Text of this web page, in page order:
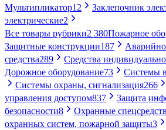
Мультипликатор12 Заклепочник
электрические2
Все товары рубрики2 380Пожарное
Защитные конструкции187
средства289 Средства
Дорожное оборудование73 Системы
Системы охраны, сигнализация266
управления доступом837 Защита
безопасности8 Охранные
охранных систем, пожарной защиты3